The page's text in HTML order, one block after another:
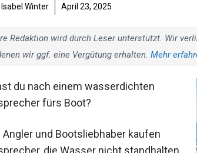
Isabel Winter April 23, 2025
Redaktion wird durch Leser unterstützt. Wir
wir ggf. eine Vergütung erhalten. Mehr
du nach einem wasserdichten
fürs Boot?
Angler und Bootsliebhaber kaufen
die Wasser nicht standhalten.